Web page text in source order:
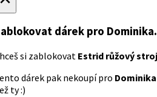
dárek pro
si zablokovat Estrid růžový
dárek pak nekoupí pro
ty :)